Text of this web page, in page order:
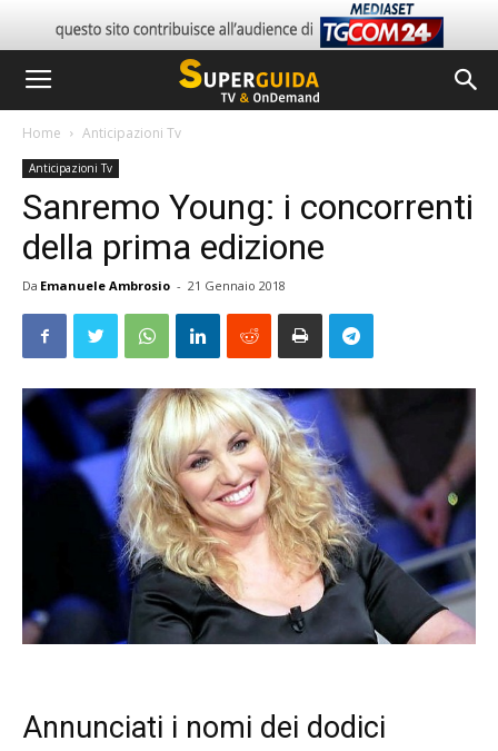
Home Anticipazioni Tv
Anticipazioni Tv
Sanremo Young: i concorrenti
della prima edizione
Da Emanuele Ambrosio - 21 Gennaio 2018
Annunciati i nomi dei dodici